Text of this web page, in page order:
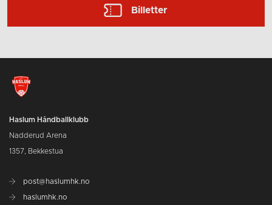
Billetter
Haslum Håndballklubb
Nadderud Arena
1357, Bekkestua
post@haslumhk.no
haslumhk.no